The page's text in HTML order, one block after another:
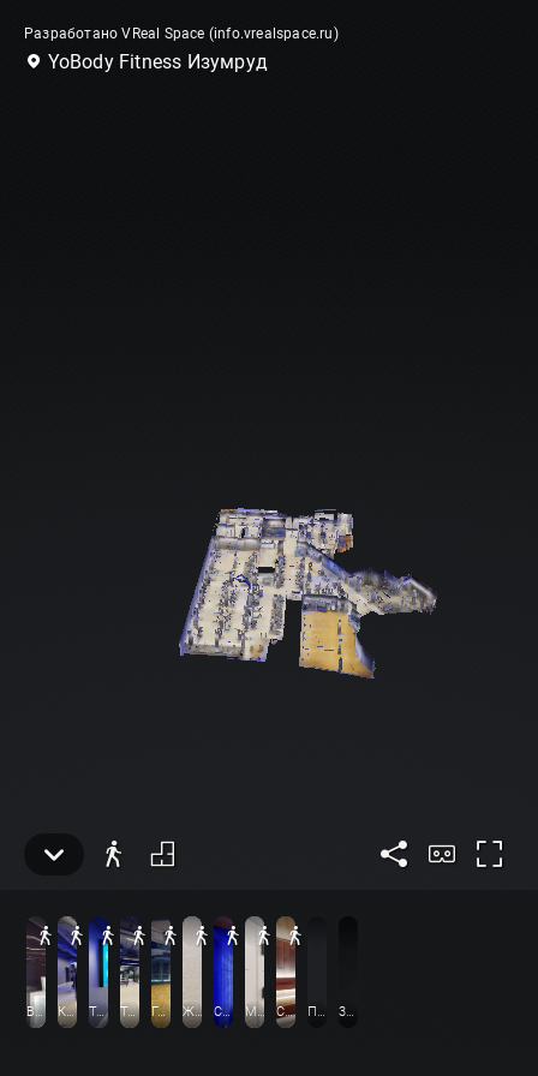
Разработано VReal Space (info.vrealspace.ru)
YoBody Fitness Изумруд
Вход / Ресепшен Кардио Тренажерный зал Тренажерный зал Групповые тренировки Женская раздевалка Сауна Мужская раздевалка Сауна План клуба 3D-режим